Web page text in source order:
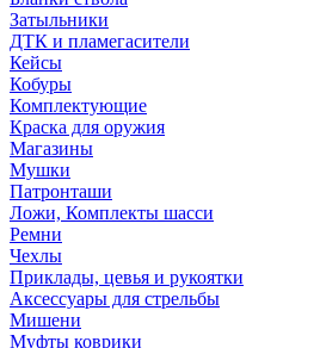
Затыльники
ДТК и пламегасители
Кейсы
Кобуры
Комплектующие
Краска для оружия
Магазины
Мушки
Патронташи
Ложи, Комплекты шасси
Ремни
Чехлы
Приклады, цевья и рукоятки
Аксессуары для стрельбы
Мишени
Муфты коврики